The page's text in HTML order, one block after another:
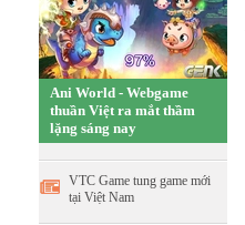
Ani World - Webgame
thuần Việt ra mắt thầm
lặng sáng nay
VTC Game tung game mới
tại Việt Nam